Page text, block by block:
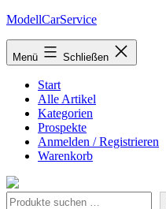
Zum
springen
ModellCarService
Menü Schließen
Start
Alle Artikel
Kategorien
Prospekte
Anmelden / Registrieren
Warenkorb
Suche